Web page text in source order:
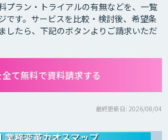
プラン・トライアルの有無などを、一覧
です。サービスを比較・検討後、希望条
したら、下記のボタンよりご請求いただ
全て無料で資料請求する
最終更新日: 2026/08/04